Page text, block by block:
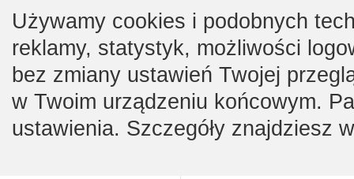
Używamy cookies i podobnych
reklamy, statystyk, możliwości
bez zmiany ustawień Twojej
w Twoim urządzeniu końcowym.
ustawienia. Szczegóły znajdziesz